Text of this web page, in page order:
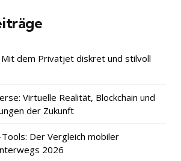
dem Privatjet diskret und stilvoll
Virtuelle Realität, Blockchain und
der Zukunft
Der Vergleich mobiler
2026